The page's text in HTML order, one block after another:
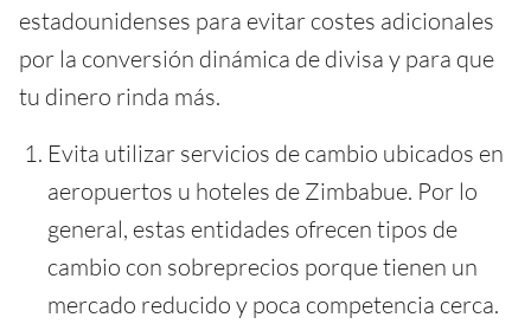
estadounidenses para evitar costes adicionales
por la conversión dinámica de divisa y para que
tu dinero rinda más.
Evita utilizar servicios de cambio ubicados en
aeropuertos u hoteles de Zimbabue. Por lo
general, estas entidades ofrecen tipos de
cambio con sobreprecios porque tienen un
mercado reducido y poca competencia cerca.